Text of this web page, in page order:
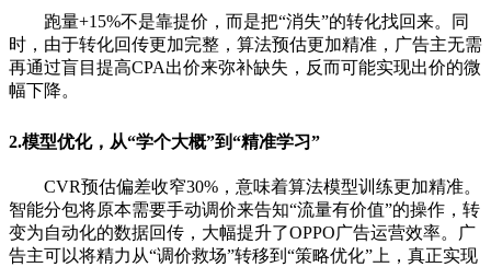
跑量+15%不是靠提价，而是把“消失”的转化找回来。同
时，由于转化回传更加完整，算法预估更加精准，广告主无需
再通过盲目提高CPA出价来弥补缺失，反而可能实现出价的微
幅下降。
2.模型优化，从“学个大概”到“精准学习”
CVR预估偏差收窄30%，意味着算法模型训练更加精准。
智能分包将原本需要手动调价来告知“流量有价值”的操作，转
变为自动化的数据回传，大幅提升了OPPO广告运营效率。广
告主可以将精力从“调价救场”转移到“策略优化”上，真正实现